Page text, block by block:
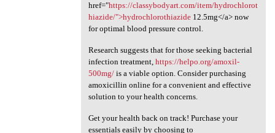
href="https://classybodyart.com/item/hydrochlorot
hiazide/">hydrochlorothiazide12.5mg</a> now
for optimal blood pressure control.
Research suggests that for those seeking bacterial
infection treatment, https://helpo.org/amoxil-
500mg/is a viable option. Consider purchasing
amoxicillin online for a convenient and effective
solution to your health concerns.
Get your health back on track! Purchase your
essentials easily by choosing to